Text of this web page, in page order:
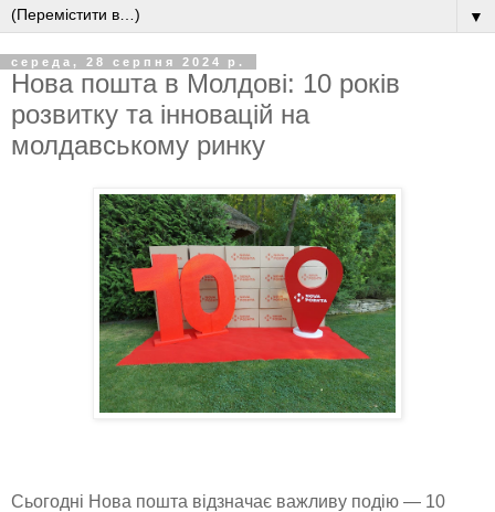
▼
середа, 28 серпня 2024 р.
Нова пошта в Молдові: 10 років
розвитку та інновацій на
молдавському ринку
Сьогодні Нова пошта відзначає важливу подію — 10